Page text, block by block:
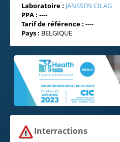
Interractions